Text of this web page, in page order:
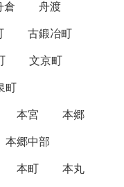
倉
舟渡
古鍛冶町
文京町
町
本宮
本郷
本郷中部
本町
本丸